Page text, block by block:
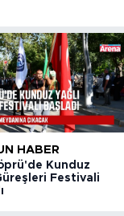
HABER
Kunduz
Festivali